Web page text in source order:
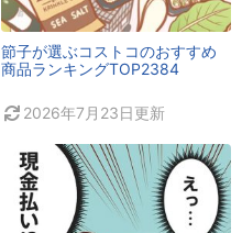
節子が選ぶコストコのおすすめ
商品ランキングTOP2384
2026年7月23日更新